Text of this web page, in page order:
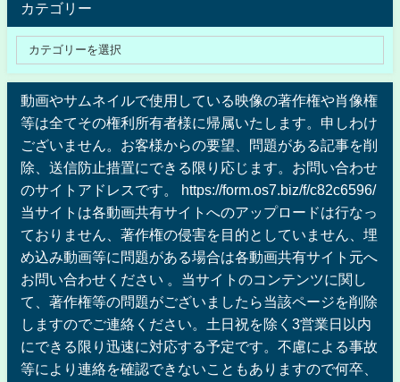
カテゴリー
動画やサムネイルで使用している映像の著作権や肖像権
等は全てその権利所有者様に帰属いたします。申しわけ
ございません。お客様からの要望、問題がある記事を削
除、送信防止措置にできる限り応じます。お問い合わせ
のサイトアドレスです。 https://form.os7.biz/f/c82c6596/
当サイトは各動画共有サイトへのアップロードは行なっ
ておりません、著作権の侵害を目的としていません、埋
め込み動画等に問題がある場合は各動画共有サイト元へ
お問い合わせください 。当サイトのコンテンツに関し
て、著作権等の問題がございましたら当該ページを削除
しますのでご連絡ください。土日祝を除く3営業日以内
にできる限り迅速に対応する予定です。不慮による事故
等により連絡を確認できないこともありますので何卒、